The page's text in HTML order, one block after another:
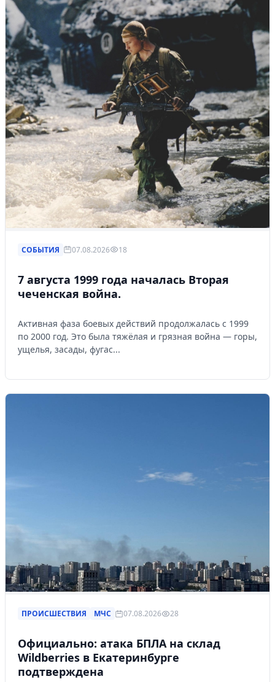
СОБЫТИЯ 07.08.2026 18
7 августа 1999 года началась Вторая
чеченская война.
Активная фаза боевых действий продолжалась с 1999
по 2000 год. Это была тяжёлая и грязная война — горы,
ущелья, засады, фугас...
ПРОИСШЕСТВИЯ МЧС 07.08.2026 28
Официально: атака БПЛА на склад
Wildberries в Екатеринбурге
подтверждена